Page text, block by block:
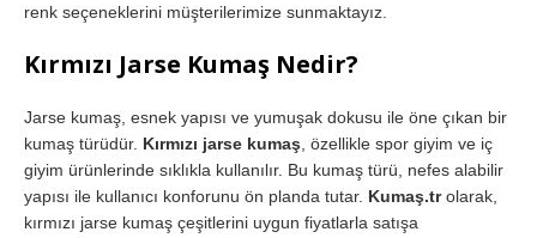
renk seçeneklerini müşterilerimize sunmaktayız.
Kırmızı Jarse Kumaş Nedir?
Jarse kumaş, esnek yapısı ve yumuşak dokusu ile öne çıkan bir
kumaş türüdür. Kırmızı jarse kumaş , özellikle spor giyim ve iç
giyim ürünlerinde sıklıkla kullanılır. Bu kumaş türü, nefes alabilir
yapısı ile kullanıcı konforunu ön planda tutar. Kumaş.trolarak,
kırmızı jarse kumaş çeşitlerini uygun fiyatlarla satışa